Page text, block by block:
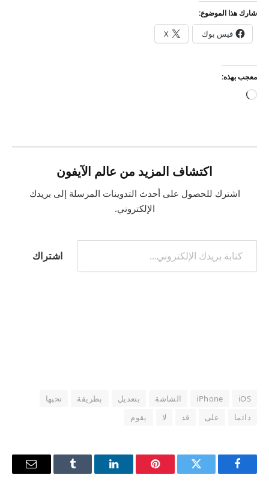
شارك هذا الموضوع:
فيس بوك X
معجب بهذه:
جاري
اكتشاف المزيد من عالم الآيفون
اشترك للحصول على أحدث التدوينات المرسلة إلى بريدك
الإلكتروني.
كتابة بريدك الإلكتروني...
اشتراك
iOS
iPhone الشاشة بتعديل بطريقة
تحبها
دائما
على قد لا يقوم
فيسبوك تويتر بينتيريستلينكدإن Tumblr
البريد